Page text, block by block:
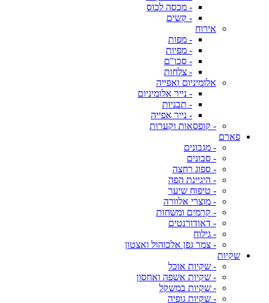
- מכסה לכוס
- קשים
אירוח
- מפות
- מפיות
- סכו"ם
- צלחות
אלומיניום ואפייה
- נייר אלומיניום
- תבניות
- נייר אפייה
- קופסאות וקערות
פארם
- מגבונים
- סבונים
- ספוג רחצה
- היגיינת הפה
- טיפוח שיער
- מוצרי אלוורה
- קרמים ומשחות
- דאודורנטים
- גילוח
- צמר גפן אלכוהול ואצטון
שקיות
- שקיות אוכל
- שקיות אשפה ואחסון
- שקיות במשקל
- שקיות גופיה